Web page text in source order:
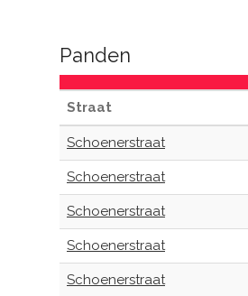
Panden
Straat
Schoenerstraat
Schoenerstraat
Schoenerstraat
Schoenerstraat
Schoenerstraat